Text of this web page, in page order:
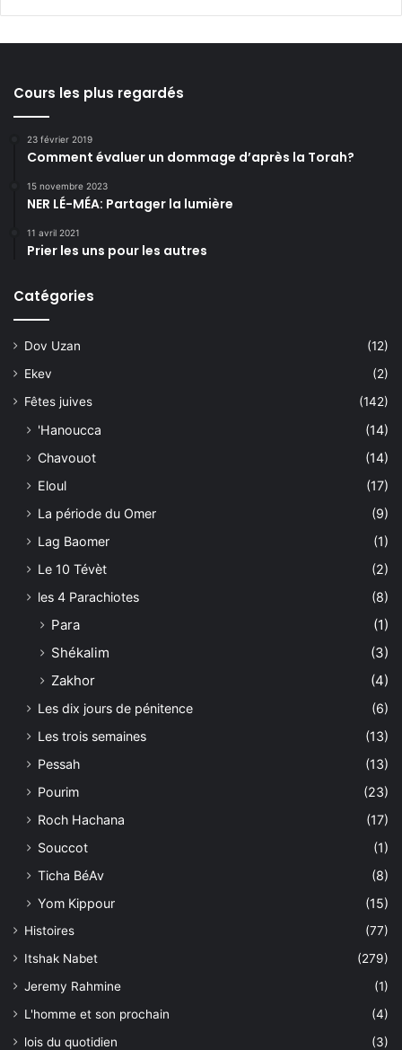
Cours les plus regardés
23 février 2019
Comment évaluer un dommage d’après la Torah?
15 novembre 2023
NER LÉ-MÉA: Partager la lumière
11 avril 2021
Prier les uns pour les autres
Catégories
Dov Uzan
(12)
Ekev
(2)
Fêtes juives
(142)
'Hanoucca
(14)
Chavouot
(14)
Eloul
(17)
La période du Omer
(9)
Lag Baomer
(1)
Le 10 Tévèt
(2)
les 4 Parachiotes
(8)
Para
(1)
Shékalim
(3)
Zakhor
(4)
Les dix jours de pénitence
(6)
Les trois semaines
(13)
Pessah
(13)
Pourim
(23)
Roch Hachana
(17)
Souccot
(1)
Ticha BéAv
(8)
Yom Kippour
(15)
Histoires
(77)
Itshak Nabet
(279)
Jeremy Rahmine
(1)
L'homme et son prochain
(4)
lois du quotidien
(3)